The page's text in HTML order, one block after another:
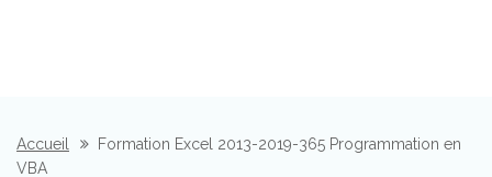
Accueil
Formation Excel 2013-2019-365 Programmation en
VBA